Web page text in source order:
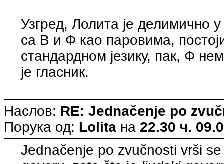
Узгред, Лолита је делимично
са В и Ф као паровима,
стандардном језику, пак, Ф
је гласник.
Наслов: RE: Jednačenje po
Порука од: Lolita на 22.30 ч.
Jednačenje po zvučnosti vrši